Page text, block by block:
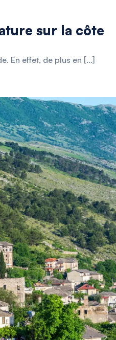
sur la côte
En effet, de plus en […]